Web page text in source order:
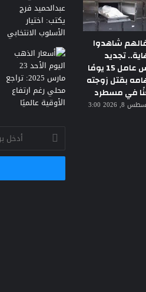
شاهدوا
تجديد
حبس عامل 15 يومًا
بقتل زوجته
في مسطرد
أغسطس 8, 2026 3:00
أدخل
بريدك
الإلكتروني